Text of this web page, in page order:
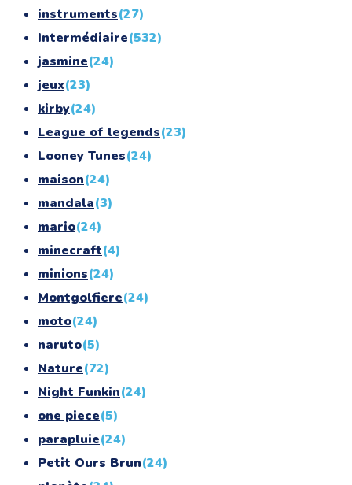
instruments(27)
Intermédiaire(532)
jasmine(24)
jeux(23)
kirby(24)
League of legends(23)
Looney Tunes(24)
maison(24)
mandala(3)
mario(24)
minecraft(4)
minions(24)
Montgolfiere(24)
moto(24)
naruto(5)
Nature(72)
Night Funkin(24)
one piece(5)
parapluie(24)
Petit Ours Brun(24)